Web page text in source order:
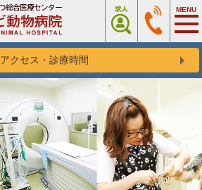
アクセス・診療時間
Next